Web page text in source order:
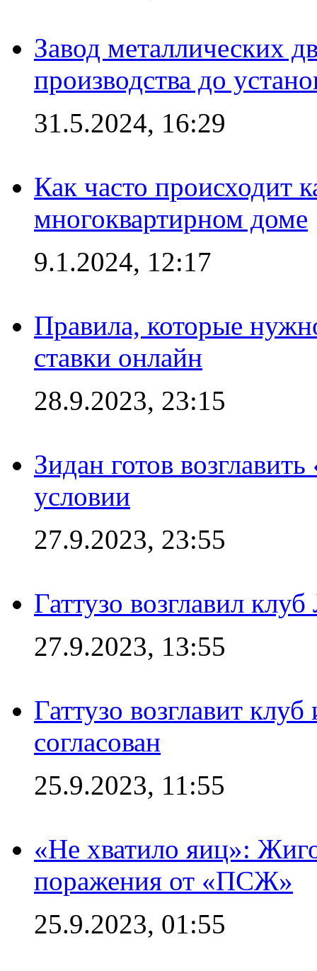
Завод металлических
производства до
31.5.2024, 16:29
Как часто происходит
многоквартирном доме
9.1.2024, 12:17
Правила, которые
ставки онлайн
28.9.2023, 23:15
Зидан готов
условии
27.9.2023, 23:55
Гаттузо возглавил
27.9.2023, 13:55
Гаттузо возглавит
согласован
25.9.2023, 11:55
«Не хватило яиц»:
поражения от «ПСЖ»
25.9.2023, 01:55